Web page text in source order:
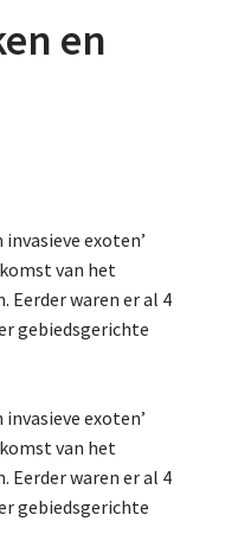
en
exoten’
van het
Eerder waren er al 4
gebiedsgerichte
exoten’
van het
Eerder waren er al 4
gebiedsgerichte
Lidmaatschap
Dossiers
De Landeigenaar
Contact